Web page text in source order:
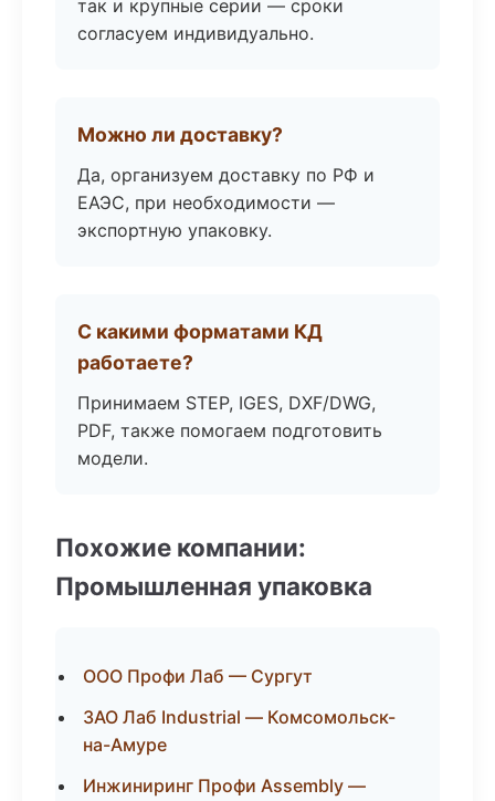
так и крупные серии — сроки
согласуем индивидуально.
Можно ли доставку?
Да, организуем доставку по РФ и
ЕАЭС, при необходимости —
экспортную упаковку.
С какими форматами КД
работаете?
Принимаем STEP, IGES, DXF/DWG,
PDF, также помогаем подготовить
модели.
Похожие компании:
Промышленная упаковка
ООО Профи Лаб — Сургут
ЗАО Лаб Industrial — Комсомольск-
на-Амуре
Инжиниринг Профи Assembly —